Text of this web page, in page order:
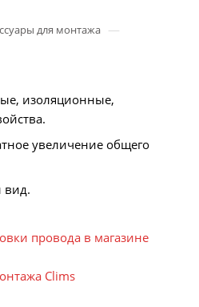
для монтажа —
изоляционные,
увеличение общего
вид.
провода в магазине
Clims